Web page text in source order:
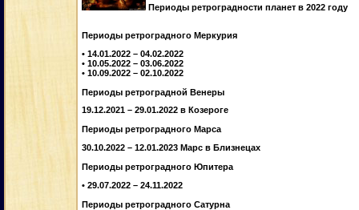
Периоды ретроградности планет в 2022 году
Периоды ретроградного Меркурия
• 14.01.2022 – 04.02.2022
• 10.05.2022 – 03.06.2022
• 10.09.2022 – 02.10.2022
Периоды ретроградной Венеры
19.12.2021 – 29.01.2022 в Козероге
Периоды ретроградного Марса
30.10.2022 – 12.01.2023 Марс в Близнецах
Периоды ретроградного Юпитера
• 29.07.2022 – 24.11.2022
Периоды ретроградного Сатурна